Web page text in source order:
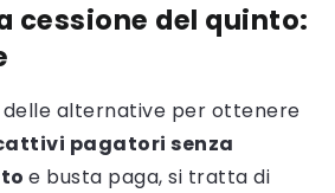
cessione del quinto:
delle alternative per ottenere
pagatori senza
e busta paga, si tratta di